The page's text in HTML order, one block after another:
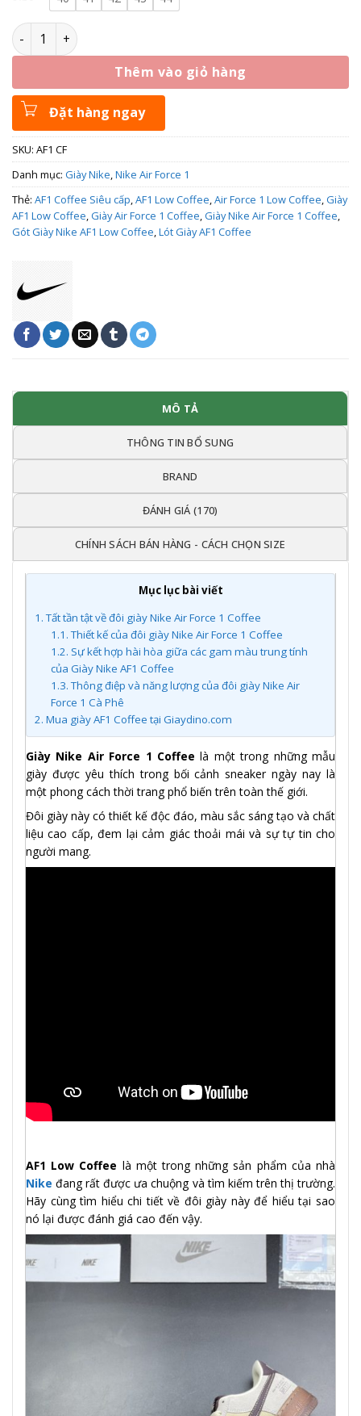
Giày Nike Air Force 1 Coffee - AF1 Coffee số lượng
Thêm vào giỏ hàng
Đặt hàng ngay
SKU: AF1 CF
Danh mục: Giày Nike Nike Air Force 1
Thẻ: AF1 Coffee Siêu cấp AF1 Low Coffee Air Force 1 Low Coffee Giày
AF1 Low Coffee Giày Air Force 1 Coffee Giày Nike Air Force 1 Coffee
Gót Giày Nike AF1 Low Coffee Lót Giày AF1 Coffee
MÔ TẢ
THÔNG TIN BỔ SUNG
BRAND
ĐÁNH GIÁ (170)
CHÍNH SÁCH BÁN HÀNG - CÁCH CHỌN SIZE
Mục lục bài viết
1.Tất tần tật về đôi giày Nike Air Force 1 Coffee
1.1.Thiết kế của đôi giày Nike Air Force 1 Coffee
1.2. Sự kết hợp hài hòa giữa các gam màu trung tính
của Giày Nike AF1 Coffee
1.3.Thông điệp và năng lượng của đôi giày Nike Air
Force 1 Cà Phê
2. Mua giày AF1 Coffee tại Giaydino.com
Giày Nike Air Force 1 Coffee là một trong những mẫu
giày được yêu thích trong bối cảnh sneaker ngày nay là
một phong cách thời trang phổ biến trên toàn thế giới.
Đôi giày này có thiết kế độc đáo, màu sắc sáng tạo và chất
liệu cao cấp, đem lại cảm giác thoải mái và sự tự tin cho
người mang.
AF1 Low Coffee là một trong những sản phẩm của nhà
Nike đang rất được ưa chuộng và tìm kiếm trên thị trường.
Hãy cùng tìm hiểu chi tiết về đôi giày này để hiểu tại sao
nó lại được đánh giá cao đến vậy.